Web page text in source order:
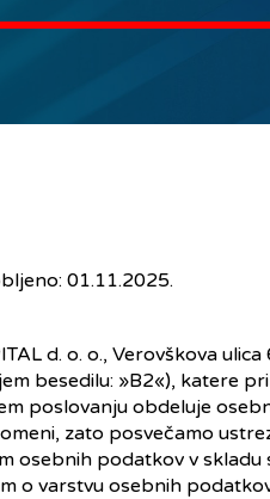
01.11.2025.
d. o. o., Verovškova
besedilu: »B2«), katere
poslovanju obdeluje
zato posvečamo
osebnih podatkov v
o varstvu osebnih